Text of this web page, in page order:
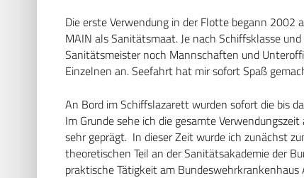
Die erste Verwendung in der Flotte begann 2002
MAIN als Sanitätsmaat. Je nach Schiffsklasse
Sanitätsmeister noch Mannschaften und
Einzelnen an. Seefahrt hat mir sofort Spaß
An Bord im Schiffslazarett wurden sofort die bis
Im Grunde sehe ich die gesamte
sehr geprägt. In dieser Zeit wurde ich zunächst
theoretischen Teil an der Sanitätsakademie der
praktische Tätigkeit am Bundeswehrkrankenhaus